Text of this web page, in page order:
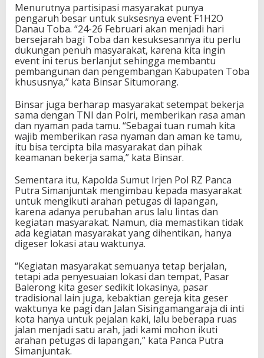
Menurutnya partisipasi masyarakat punya
pengaruh besar untuk suksesnya event F1H2O
Danau Toba. “24-26 Februari akan menjadi hari
bersejarah bagi Toba dan kesuksesannya itu perlu
dukungan penuh masyarakat, karena kita ingin
event ini terus berlanjut sehingga membantu
pembangunan dan pengembangan Kabupaten Toba
khususnya,” kata Binsar Situmorang.
Binsar juga berharap masyarakat setempat bekerja
sama dengan TNI dan Polri, memberikan rasa aman
dan nyaman pada tamu. “Sebagai tuan rumah kita
wajib memberikan rasa nyaman dan aman ke tamu,
itu bisa tercipta bila masyarakat dan pihak
keamanan bekerja sama,” kata Binsar.
Sementara itu, Kapolda Sumut Irjen Pol RZ Panca
Putra Simanjuntak mengimbau kepada masyarakat
untuk mengikuti arahan petugas di lapangan,
karena adanya perubahan arus lalu lintas dan
kegiatan masyarakat. Namun, dia memastikan tidak
ada kegiatan masyarakat yang dihentikan, hanya
digeser lokasi atau waktunya.
“Kegiatan masyarakat semuanya tetap berjalan,
tetapi ada penyesuaian lokasi dan tempat, Pasar
Balerong kita geser sedikit lokasinya, pasar
tradisional lain juga, kebaktian gereja kita geser
waktunya ke pagi dan Jalan Sisingamangaraja di inti
kota hanya untuk pejalan kaki, lalu beberapa ruas
jalan menjadi satu arah, jadi kami mohon ikuti
arahan petugas di lapangan,” kata Panca Putra
Simanjuntak.